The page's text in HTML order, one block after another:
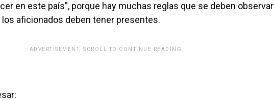
en este país”, porque hay muchas reglas que se deben observar
aficionados deben tener presentes.
ADVERTISEMENT. SCROLL TO CONTINUE READING.